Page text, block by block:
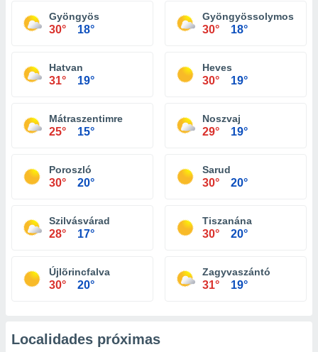
Gyöngyös
30° 18°
Gyöngyössolymos
30° 18°
Hatvan
31° 19°
Heves
30° 19°
Mátraszentimre
25° 15°
Noszvaj
29° 19°
Poroszló
30° 20°
Sarud
30° 20°
Szilvásvárad
28° 17°
Tiszanána
30° 20°
Újlõrincfalva
30° 20°
Zagyvaszántó
31° 19°
Localidades próximas